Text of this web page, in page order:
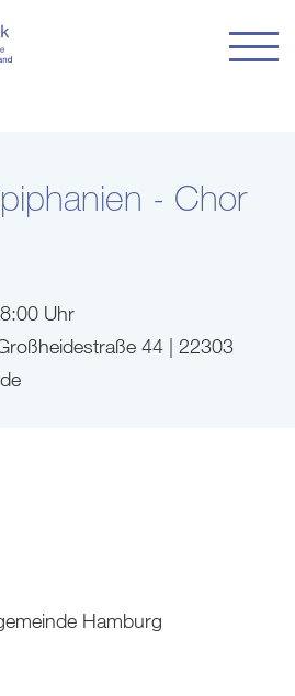
- Chor
Uhr
44 | 22303
Hamburg